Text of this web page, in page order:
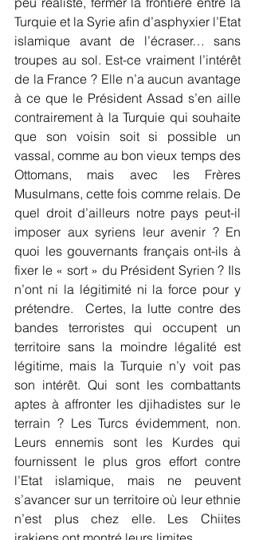
Turquie et la Syrie afin d’asphyxier l’Etat
islamique avant de l’écraser… sans
troupes au sol. Est-ce vraiment l’intérêt
de la France ? Elle n’a aucun avantage
à ce que le Président Assad s’en aille
contrairement à la Turquie qui souhaite
que son voisin soit si possible un
vassal, comme au bon vieux temps des
Ottomans, mais avec les Frères
Musulmans, cette fois comme relais. De
quel droit d’ailleurs notre pays peut-il
imposer aux syriens leur avenir ? En
quoi les gouvernants français ont-ils à
fixer le « sort » du Président Syrien ? Ils
n’ont ni la légitimité ni la force pour y
prétendre.  Certes, la lutte contre des
bandes terroristes qui occupent un
territoire sans la moindre légalité est
légitime, mais la Turquie n’y voit pas
son intérêt. Qui sont les combattants
aptes à affronter les djihadistes sur le
terrain ? Les Turcs évidemment, non.
Leurs ennemis sont les Kurdes qui
fournissent le plus gros effort contre
l’Etat islamique, mais ne peuvent
s’avancer sur un territoire où leur ethnie
n’est plus chez elle. Les Chiites